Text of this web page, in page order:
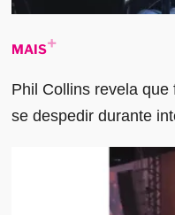
MAIS
Phil Collins revela
se despedir durante